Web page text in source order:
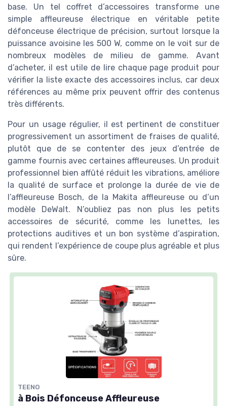
base. Un tel coffret d’accessoires transforme une
simple affleureuse électrique en véritable petite
défonceuse électrique de précision, surtout lorsque la
puissance avoisine les 500 W, comme on le voit sur de
nombreux modèles de milieu de gamme. Avant
d’acheter, il est utile de lire chaque page produit pour
vérifier la liste exacte des accessoires inclus, car deux
références au même prix peuvent offrir des contenus
très différents.
Pour un usage régulier, il est pertinent de constituer
progressivement un assortiment de fraises de qualité,
plutôt que de se contenter des jeux d’entrée de
gamme fournis avec certaines affleureuses. Un produit
professionnel bien affûté réduit les vibrations, améliore
la qualité de surface et prolonge la durée de vie de
l’affleureuse Bosch, de la Makita affleureuse ou d’un
modèle DeWalt. N’oubliez pas non plus les petits
accessoires de sécurité, comme les lunettes, les
protections auditives et un bon système d’aspiration,
qui rendent l’expérience de coupe plus agréable et plus
sûre.
TEENO
à Bois Défonceuse Affleureuse